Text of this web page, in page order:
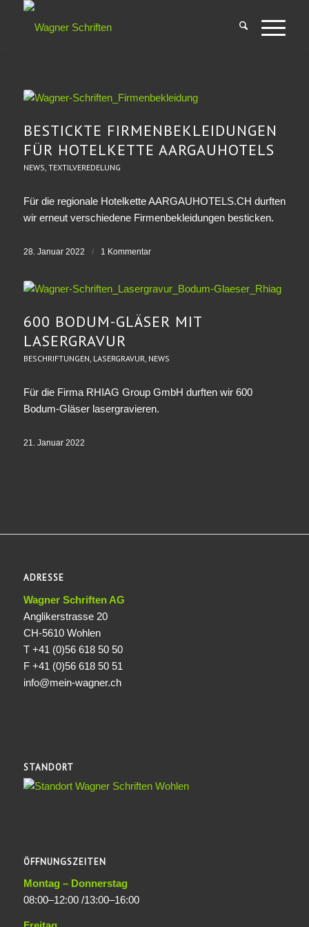
BESTICKTE FIRMENBEKLEIDUNGEN
FÜR HOTELKETTE AARGAUHOTELS
NEWS, TEXTILVEREDELUNG
Für die regionale Hotelkette AARGAUHOTELS.CH durften
wir erneut verschiedene Firmenbekleidungen besticken.
28. Januar 2022 / 1 Kommentar
600 BODUM-GLÄSER MIT
LASERGRAVUR
BESCHRIFTUNGEN, LASERGRAVUR, NEWS
Für die Firma RHIAG Group GmbH durften wir 600
Bodum-Gläser lasergravieren.
21. Januar 2022
ADRESSE
Wagner Schriften AG
Anglikerstrasse 20
CH-5610 Wohlen
T +41 (0)56 618 50 50
F +41 (0)56 618 50 51
info@mein-wagner.ch
STANDORT
ÖFFNUNGSZEITEN
Montag – Donnerstag
08:00–12:00 /13:00–16:00